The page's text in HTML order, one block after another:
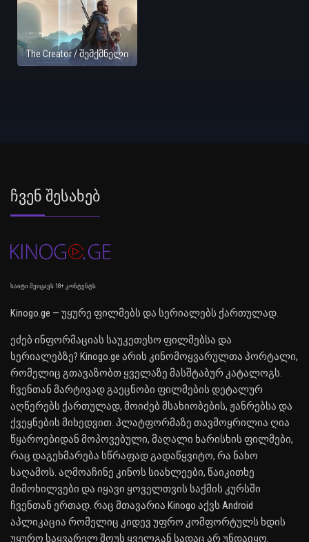
The Creator / შემქმნელი
Ჩვენ Შესახებ
საიტი შეიცავს 18+ კონტენტს
Kinogo.ge — უყურე ფილმებს და სერიალებს ქართულად.
ეძებ ინფორმაციას საუკეთესო ფილმებსა და
სერიალებზე? Kinogo.ge არის კინომოყვარულთა პორტალი,
რომელიც გთავაზობთ ყველაზე მასშტაბურ კატალოგს.
ჩვენთან მარტივად გაეცნობი ფილმების დეტალურ
აღწერებს ქართულად, მოიძებ მსახიობების, ჟანრებსა და
ქვეყნების მიხედვით. პლატფორმაზე თავმოყრილია ღია
წყაროებიდან მოპოვებული, მაღალი ხარისხის ფილმები,
რაც დაგეხმარება სწრაფად გადაწყვიტო, რა ნახო
საღამოს. აღმოაჩინე კინოს სიახლეები, წაიკითხე
მიმოხილვები და იყავი ყოველთვის საქმის კურსში
ჩვენთან ერთად. რაც მთავარია Kinogo აქვს Android
აპლიკაცია რომელიც კიდევ უფრო კომფორტულს ხდის
უყურო საყვარელ შოუს ყველგან სადაც არ უნდაიყო.